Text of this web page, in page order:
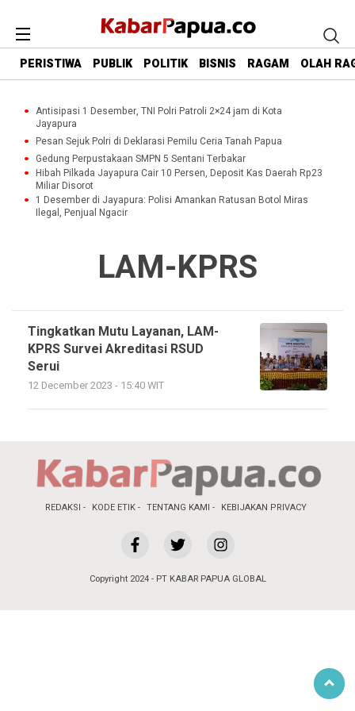
PERISTIWA PUBLIK POLITIK BISNIS RAGAM OLAH
Antisipasi 1 Desember, TNI Polri Patroli 2×24 jam di Kota
Jayapura
Pesan Sejuk Polri di Deklarasi Pemilu Ceria Tanah Papua
Gedung Perpustakaan SMPN 5 Sentani Terbakar
Hibah Pilkada Jayapura Cair 10 Persen, Deposit Kas Daerah Rp23
Miliar Disorot
1 Desember di Jayapura: Polisi Amankan Ratusan Botol Miras
Ilegal, Penjual Ngacir
LAM-KPRS
Tingkatkan Mutu Layanan, LAM-
KPRS Survei Akreditasi RSUD
Serui
12 December 2023 - 15:40 WIT
REDAKSI KODE ETIK TENTANG KAMI KEBIJAKAN PRIVACY
Copyright 2024 - PT KABAR PAPUA GLOBAL